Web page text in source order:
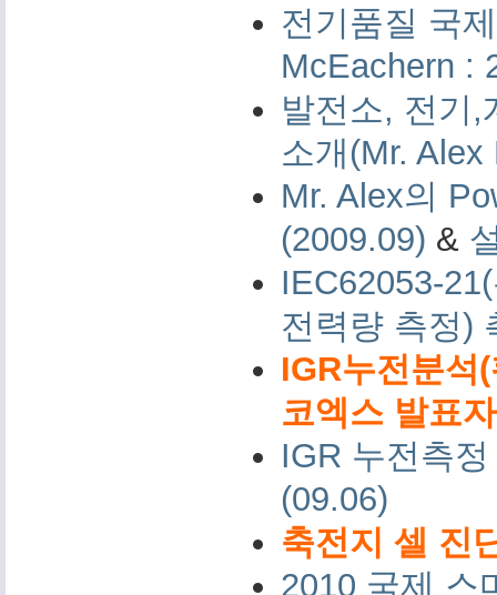
전기품질 국
McEachern :
발전소, 전기,
소개(Mr.
Mr. Alex의
(2009.09) &
IEC62053-
전력량 측정)
IGR누전분석
코엑스 발표
IGR 누전측
(09.06)
축전지 셀 진
2010 국제 스